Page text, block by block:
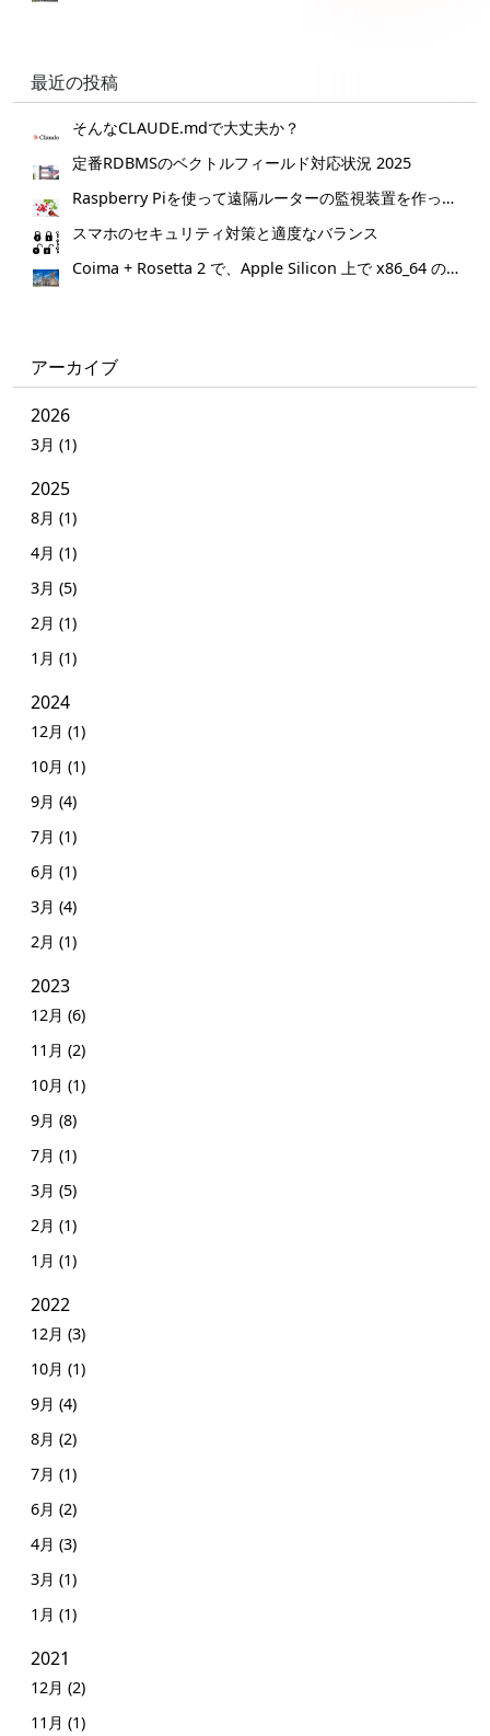
最近の投稿
そんなCLAUDE.mdで大丈夫か？
定番RDBMSのベクトルフィールド対応状況 2025
Raspberry Piを使って遠隔ルーターの監視装置を作ってみた。
スマホのセキュリティ対策と適度なバランス
Coima + Rosetta 2 で、Apple Silicon 上で x86_64 の Docker イメージをビルドする (Docker desktop やめる)
アーカイブ
2026
3月 (1)
2025
8月 (1)
4月 (1)
3月 (5)
2月 (1)
1月 (1)
2024
12月 (1)
10月 (1)
9月 (4)
7月 (1)
6月 (1)
3月 (4)
2月 (1)
2023
12月 (6)
11月 (2)
10月 (1)
9月 (8)
7月 (1)
3月 (5)
2月 (1)
1月 (1)
2022
12月 (3)
10月 (1)
9月 (4)
8月 (2)
7月 (1)
6月 (2)
4月 (3)
3月 (1)
1月 (1)
2021
12月 (2)
11月 (1)